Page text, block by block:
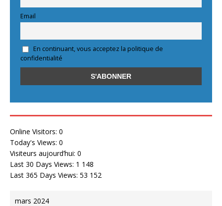
Email
En continuant, vous acceptez la politique de
confidentialité
Online Visitors: 0
Today's Views: 0
Visiteurs aujourd’hui: 0
Last 30 Days Views: 1 148
Last 365 Days Views: 53 152
mars 2024